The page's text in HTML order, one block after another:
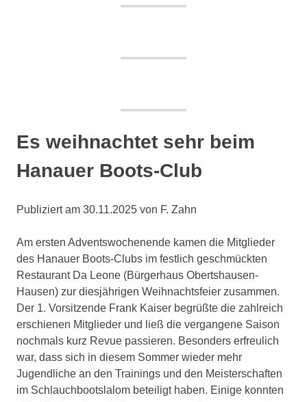
Es weihnachtet sehr beim
Hanauer Boots-Club
Publiziert am 30.11.2025 von F. Zahn
Am ersten Adventswochenende kamen die Mitglieder
des Hanauer Boots-Clubs im festlich geschmückten
Restaurant Da Leone (Bürgerhaus Obertshausen-
Hausen) zur diesjährigen Weihnachtsfeier zusammen.
Der 1. Vorsitzende Frank Kaiser begrüßte die zahlreich
erschienen Mitglieder und ließ die vergangene Saison
nochmals kurz Revue passieren. Besonders erfreulich
war, dass sich in diesem Sommer wieder mehr
Jugendliche an den Trainings und den Meisterschaften
im Schlauchbootslalom beteiligt haben. Einige konnten